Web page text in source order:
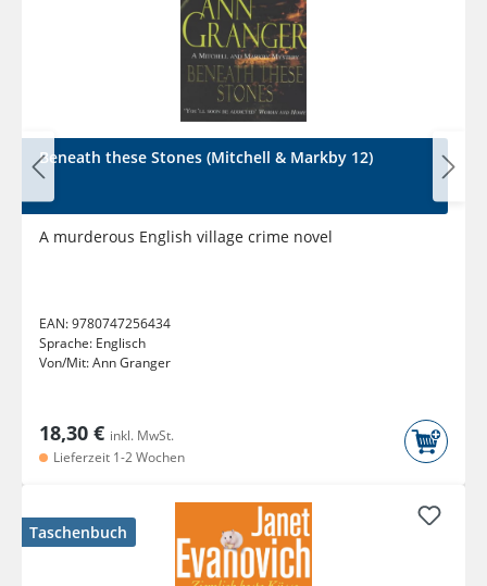
Beneath these Stones (Mitchell & Markby 12)
A murderous English village crime novel
EAN:9780747256434
Sprache: Englisch
Von/Mit:Ann Granger
18,30 € inkl. MwSt.
Lieferzeit 1-2 Wochen
Taschenbuch